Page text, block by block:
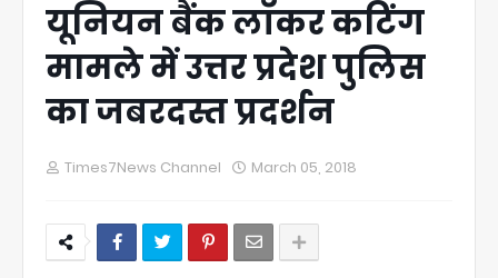
यूनियन बैंक लॉकर कटिंग
मामले में उत्तर प्रदेश पुलिस
का जबरदस्त प्रदर्शन
Times7News Channel March 05, 2018